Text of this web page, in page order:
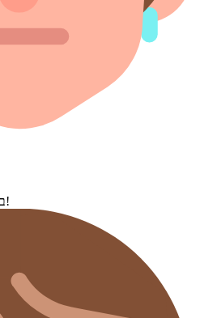
ביטע, דער מאַן דאַרף אײַער הילף!